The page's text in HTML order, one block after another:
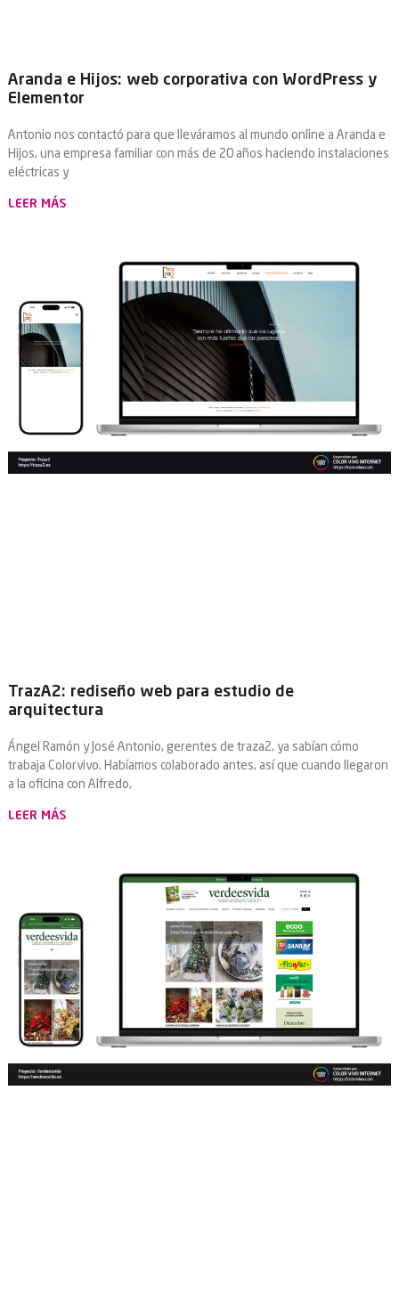
Aranda e Hijos: web corporativa con WordPress y
Elementor
Antonio nos contactó para que lleváramos al mundo online a Aranda e
Hijos, una empresa familiar con más de 20 años haciendo instalaciones
eléctricas y
LEER MÁS
TrazA2: rediseño web para estudio de
arquitectura
Ángel Ramón y José Antonio, gerentes de traza2, ya sabían cómo
trabaja Colorvivo. Habíamos colaborado antes, así que cuando llegaron
a la oficina con Alfredo,
LEER MÁS